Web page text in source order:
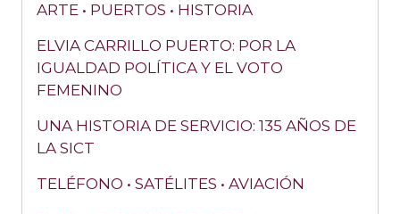
ARTE • PUERTOS • HISTORIA
ELVIA CARRILLO PUERTO: POR LA
IGUALDAD POLÍTICA Y EL VOTO
FEMENINO
UNA HISTORIA DE SERVICIO: 135 AÑOS DE
LA SICT
TELÉFONO • SATÉLITES • AVIACIÓN